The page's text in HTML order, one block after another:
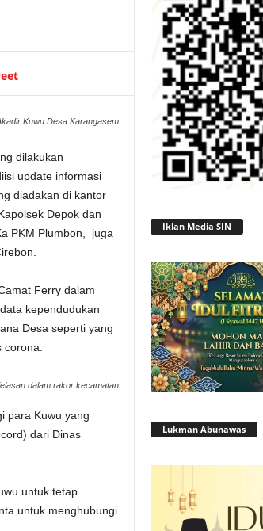
Kuwu Desa Karangasem
dilakukan
update informasi
diadakan di kantor
Depok dan
PKM Plumbon, juga
Ferry dalam
kependudukan
Desa seperti yang
dalam rakor kecamatan
para Kuwu yang
dari Dinas
untuk tetap
untuk menghubungi
Iklan Media SIN
Lukman Abunawas